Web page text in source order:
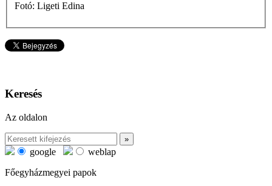
Fotó: Ligeti Edina
Keresés
Az oldalon
google
weblap
Főegyházmegyei papok